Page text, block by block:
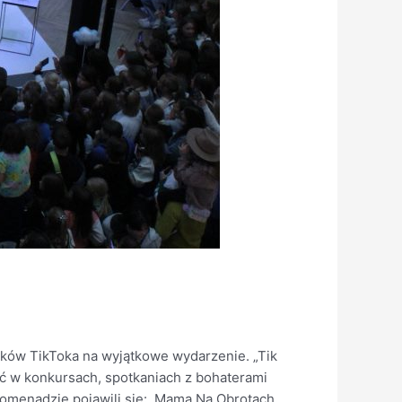
TikToka na wyjątkowe wydarzenie. „Tik
w konkursach, spotkaniach z bohaterami
pojawili się: Mama Na Obrotach,